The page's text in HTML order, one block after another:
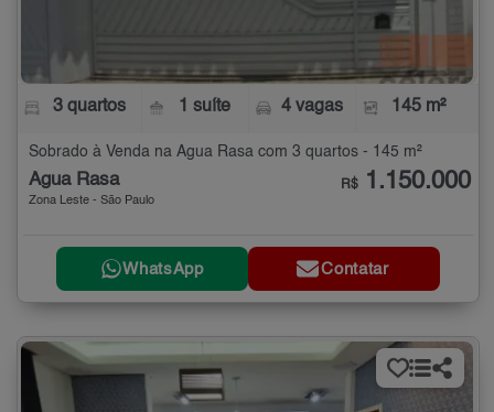
3 quartos 1 suíte 4 vagas 145 m²
Sobrado à Venda na Água Rasa com 3 quartos - 145 m²
Água Rasa
Zona Leste - São Paulo
R$ 1.150.000
WhatsApp Contatar